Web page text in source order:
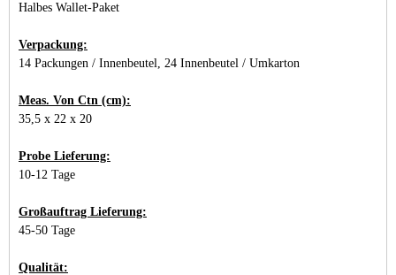
Halbes Wallet-Paket
Verpackung:
14 Packungen / Innenbeutel, 24 Innenbeutel / Umkarton
Meas. Von Ctn (cm):
35,5 x 22 x 20
Probe Lieferung:
10-12 Tage
Großauftrag Lieferung:
45-50 Tage
Qualität: